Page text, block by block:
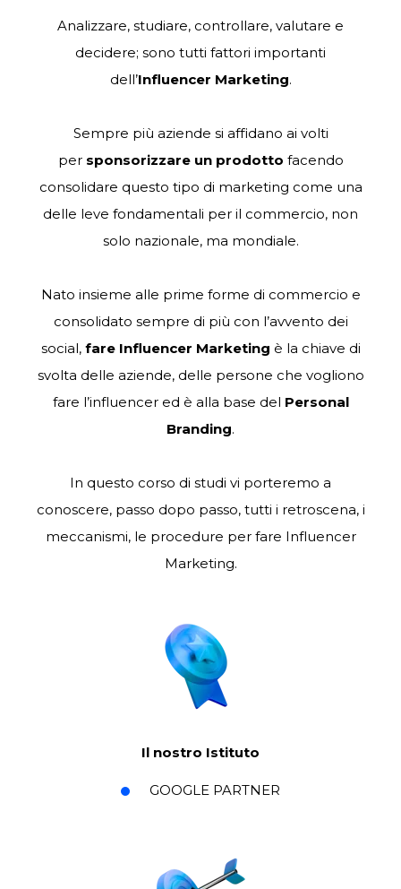
Analizzare, studiare, controllare, valutare e
decidere; sono tutti fattori importanti
dell’Influencer Marketing.
Sempre più aziende si affidano ai volti
per sponsorizzare un prodotto facendo
consolidare questo tipo di marketing come una
delle leve fondamentali per il commercio, non
solo nazionale, ma mondiale.
Nato insieme alle prime forme di commercio e
consolidato sempre di più con l’avvento dei
social, fare Influencer Marketing è la chiave di
svolta delle aziende, delle persone che vogliono
fare l’influencer ed è alla base del Personal
Branding.
In questo corso di studi vi porteremo a
conoscere, passo dopo passo, tutti i retroscena, i
meccanismi, le procedure per fare Influencer
Marketing.
Il nostro Istituto
GOOGLE PARTNER